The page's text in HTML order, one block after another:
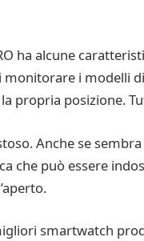
ha alcune
i modelli
propria posizione.
Anche se
che può essere
smartwatch